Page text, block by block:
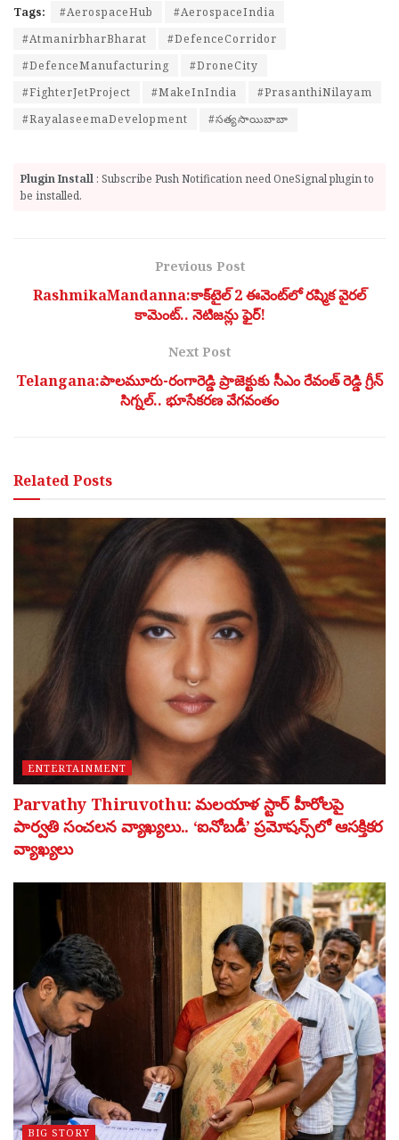
Tags: #AerospaceHub
#AerospaceIndia
#AtmanirbharBharat
#DefenceCorridor
#DefenceManufacturing
#DroneCity
#FighterJetProject
#MakeInIndia
#PrasanthiNilayam
#RayalaseemaDevelopment
#సత్యసాయిబాబా
Plugin Install : Subscribe Push Notification need OneSignal plugin to
be installed.
Previous Post
RashmikaMandanna:కాక్‌టైల్ 2 ఈవెంట్‌లో రష్మిక వైరల్
కామెంట్.. నెటిజన్లు ఫైర్!
Next Post
Telangana:పాలమూరు-రంగారెడ్డి ప్రాజెక్టుకు సీఎం రేవంత్ రెడ్డి గ్రీన్
సిగ్నల్.. భూసేకరణ వేగవంతం
RelatedPosts
ENTERTAINMENT
Parvathy Thiruvothu: మలయాళ స్టార్ హీరోలపై
పార్వతి సంచలన వ్యాఖ్యలు.. ‘ఐనోబడీ’ ప్రమోషన్స్‌లో ఆసక్తికర
వ్యాఖ్యలు
BIG STORY